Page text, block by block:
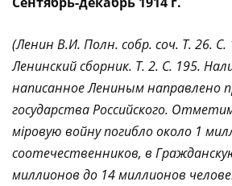
(Ленин В.И. Полн. собр. соч. Т. 26. С.
Ленинский сборник. Т. 2. С. 195.
написанное Лениным направлено
государства Российского.
мiровую войну погибло около 1
соотечественников, в
миллионов до 14 миллионов